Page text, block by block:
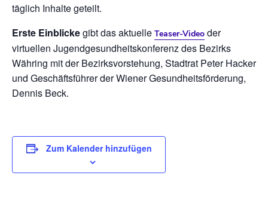
täglich Inhalte geteilt.
Erste Einblickegibt das aktuelle Teaser-Video der
virtuellen Jugendgesundheitskonferenz des Bezirks
Währing mit der Bezirksvorstehung, Stadtrat Peter Hacker
und Geschäftsführer der Wiener Gesundheitsförderung,
Dennis Beck.
Zum Kalender hinzufügen